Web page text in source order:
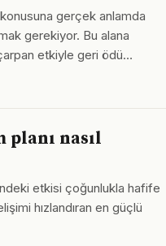
konusuna gerçek anlamda
gerekiyor. Bu alana
etkiyle geri ödü…
nasıl
etkisi çoğunlukla hafife
hızlandıran en güçlü